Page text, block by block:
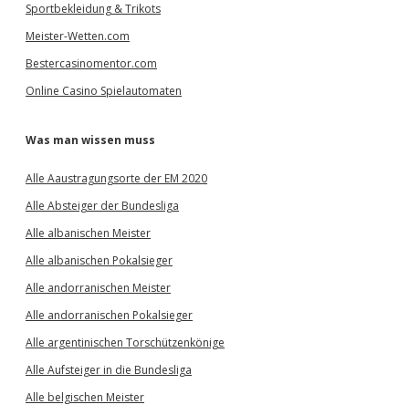
Sportbekleidung & Trikots
Meister-Wetten.com
Bestercasinomentor.com
Online Casino Spielautomaten
Was man wissen muss
Alle Aaustragungsorte der EM 2020
Alle Absteiger der Bundesliga
Alle albanischen Meister
Alle albanischen Pokalsieger
Alle andorranischen Meister
Alle andorranischen Pokalsieger
Alle argentinischen Torschützenkönige
Alle Aufsteiger in die Bundesliga
Alle belgischen Meister